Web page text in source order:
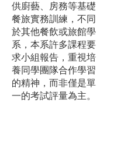
供廚藝、房務等基礎
餐旅實務訓練，不同
於其他餐飲或旅館學
系，本系許多課程要
求小組報告，重視培
養同學團隊合作學習
的精神，而非僅是單
一的考試評量為主。